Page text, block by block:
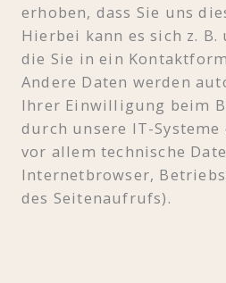
erhoben, dass Sie uns
Hierbei kann es sich z.
die Sie in ein
Andere Daten werden
Ihrer Einwilligung beim
durch unsere IT-Systeme
vor allem technische
Internetbrowser,
des Seitenaufrufs).